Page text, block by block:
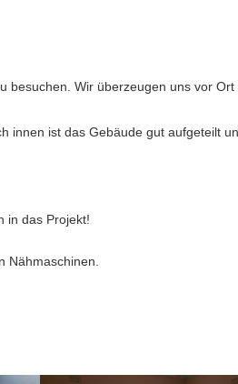
besuchen. Wir überzeugen uns vor Ort
innen ist das Gebäude gut aufgeteilt
in das Projekt!
Nähmaschinen.